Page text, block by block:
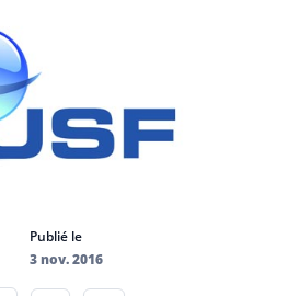
Publié le
3 nov. 2016